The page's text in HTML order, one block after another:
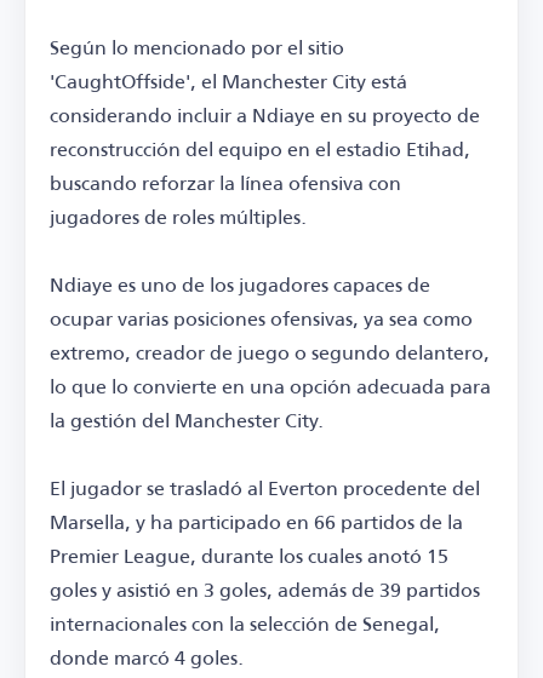
Según lo mencionado por el sitio
'CaughtOffside', el Manchester City está
considerando incluir a Ndiaye en su proyecto de
reconstrucción del equipo en el estadio Etihad,
buscando reforzar la línea ofensiva con
jugadores de roles múltiples.
Ndiaye es uno de los jugadores capaces de
ocupar varias posiciones ofensivas, ya sea como
extremo, creador de juego o segundo delantero,
lo que lo convierte en una opción adecuada para
la gestión del Manchester City.
El jugador se trasladó al Everton procedente del
Marsella, y ha participado en 66 partidos de la
Premier League, durante los cuales anotó 15
goles y asistió en 3 goles, además de 39 partidos
internacionales con la selección de Senegal,
donde marcó 4 goles.